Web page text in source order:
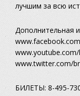
лучшим за всю
Дополнительная
www.twitter.com/
БИЛЕТЫ: 8-495-